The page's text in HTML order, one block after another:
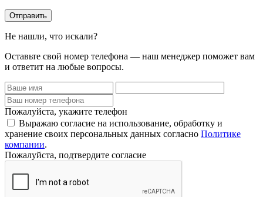
Отправить
Не нашли, что искали?
Оставьте свой номер телефона — наш менеджер поможет вам
и ответит на любые вопросы.
Пожалуйста, укажите телефон
Выражаю согласие на использование, обработку и
хранение своих персональных данных согласно Политике
компании.
Пожалуйста, подтвердите согласие